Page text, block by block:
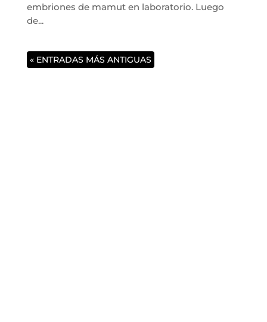
embriones de mamut en laboratorio. Luego
de...
« ENTRADAS MÁS ANTIGUAS